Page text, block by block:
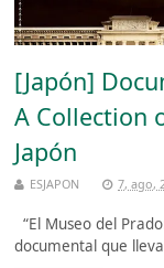
[Japón]
A Collection
Japón
ESJAPON 7, ago,
“El Museo del
documental que